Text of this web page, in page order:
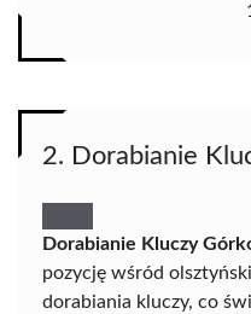
2. Dorabianie
Dorabianie Kluczy
pozycję wśród
dorabiania kluczy, co